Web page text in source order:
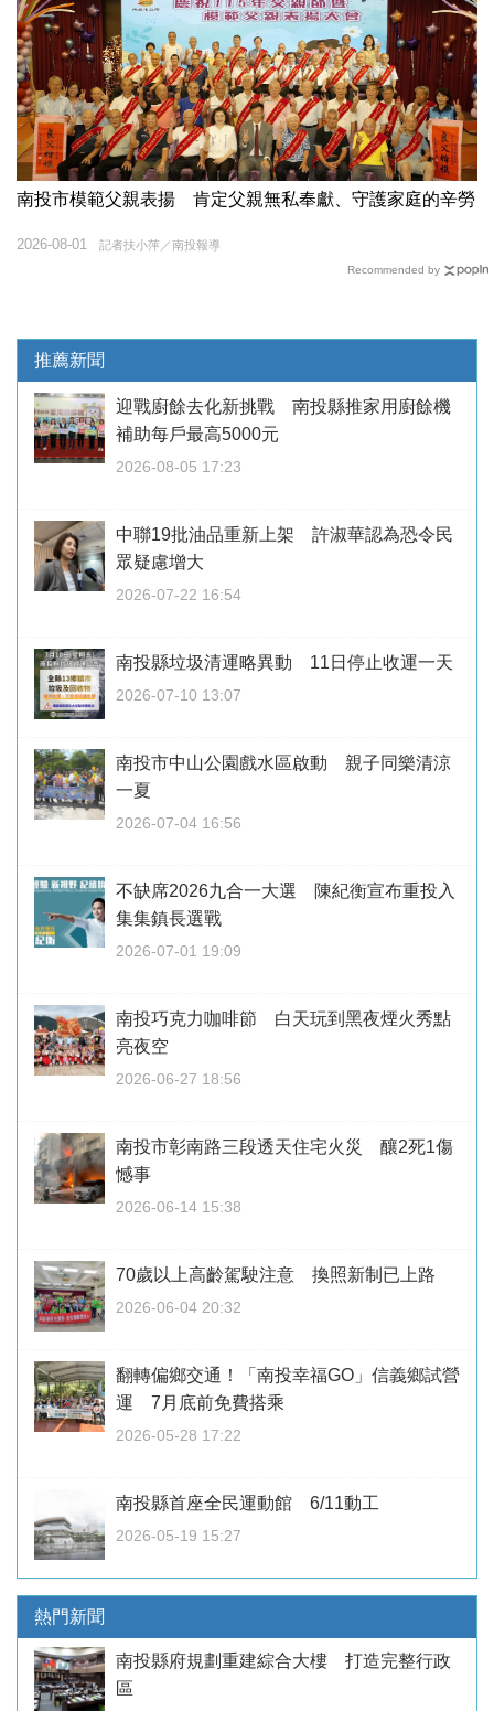
南投市模範父親表揚 肯定父親無私奉獻、守護家庭的辛勞
記者扶小萍／南投報導
2026-08-01
Recommended by
推薦新聞
迎戰廚餘去化新挑戰 南投縣推家用廚餘機
補助每戶最高5000元
2026-08-05 17:23
中聯19批油品重新上架 許淑華認為恐令民
眾疑慮增大
2026-07-22 16:54
南投縣垃圾清運略異動 11日停止收運一天
2026-07-10 13:07
南投市中山公園戲水區啟動 親子同樂清涼
一夏
2026-07-04 16:56
不缺席2026九合一大選 陳紀衡宣布重投入
集集鎮長選戰
2026-07-01 19:09
南投巧克力咖啡節 白天玩到黑夜煙火秀點
亮夜空
2026-06-27 18:56
南投市彰南路三段透天住宅火災 釀2死1傷
憾事
2026-06-14 15:38
70歲以上高齡駕駛注意 換照新制已上路
2026-06-04 20:32
翻轉偏鄉交通！「南投幸福GO」信義鄉試營
運 7月底前免費搭乘
2026-05-28 17:22
南投縣首座全民運動館 6/11動工
2026-05-19 15:27
熱門新聞
南投縣府規劃重建綜合大樓 打造完整行政
區